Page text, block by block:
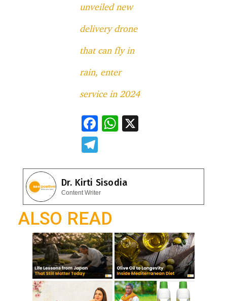
unveiled new
delivery drone
that can fly in
rain, enter
service in 2024
F
b
o
o
k
W
s
A
p
e
gr
a
m
Dr. Kirti Sisodia
Content Writer
ALSO READ